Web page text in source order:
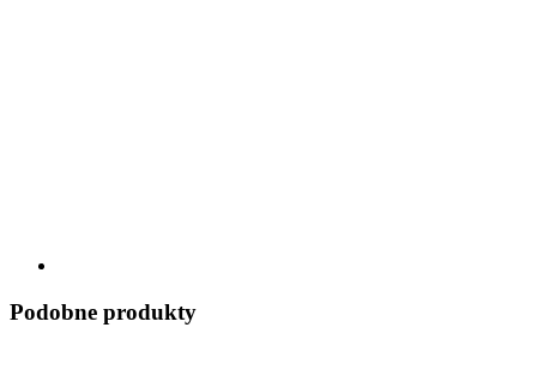
Podobne produkty